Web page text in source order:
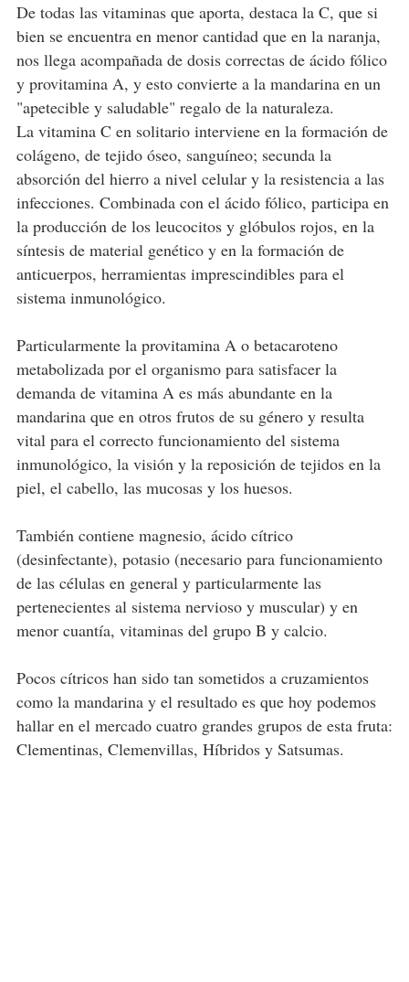
De todas las vitaminas que aporta, destaca la C, que si
bien se encuentra en menor cantidad que en la naranja,
nos llega acompañada de dosis correctas de ácido fólico
y provitamina A, y esto convierte a la mandarina en un
"apetecible y saludable" regalo de la naturaleza.
La vitamina C en solitario interviene en la formación de
colágeno, de tejido óseo, sanguíneo; secunda la
absorción del hierro a nivel celular y la resistencia a las
infecciones. Combinada con el ácido fólico, participa en
la producción de los leucocitos y glóbulos rojos, en la
síntesis de material genético y en la formación de
anticuerpos, herramientas imprescindibles para el
sistema inmunológico.
Particularmente la provitamina A o betacaroteno
metabolizada por el organismo para satisfacer la
demanda de vitamina A es más abundante en la
mandarina que en otros frutos de su género y resulta
vital para el correcto funcionamiento del sistema
inmunológico, la visión y la reposición de tejidos en la
piel, el cabello, las mucosas y los huesos.
También contiene magnesio, ácido cítrico
(desinfectante), potasio (necesario para funcionamiento
de las células en general y particularmente las
pertenecientes al sistema nervioso y muscular) y en
menor cuantía, vitaminas del grupo B y calcio.
Pocos cítricos han sido tan sometidos a cruzamientos
como la mandarina y el resultado es que hoy podemos
hallar en el mercado cuatro grandes grupos de esta fruta:
Clementinas, Clemenvillas, Híbridos y Satsumas.